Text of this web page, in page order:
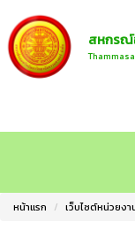
สหกรณ์
หน้าแรก เว็บไซต์หน่วยงา